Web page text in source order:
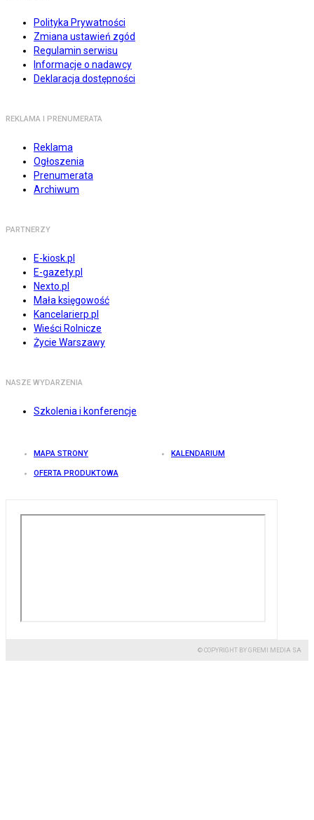
Polityka Prywatności
Zmiana ustawień zgód
Regulamin serwisu
Informacje o nadawcy
Deklaracja dostępności
REKLAMA I PRENUMERATA
Reklama
Ogłoszenia
Prenumerata
Archiwum
PARTNERZY
E-kiosk.pl
E-gazety.pl
Nexto.pl
Mała księgowość
Kancelarierp.pl
Wieści Rolnicze
Życie Warszawy
NASZE WYDARZENIA
Szkolenia i konferencje
MAPA STRONY KALENDARIUM
OFERTA PRODUKTOWA
© COPYRIGHT BY GREMI MEDIA SA